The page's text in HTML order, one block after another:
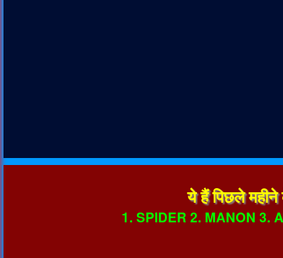
ये हैं पिछले
1. SPIDER 2. MANON 3.